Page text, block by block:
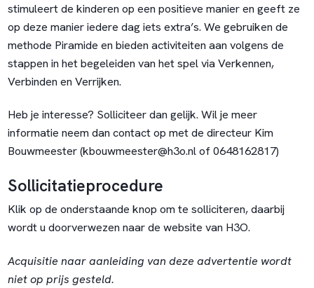
stimuleert de kinderen op een positieve manier en geeft ze
op deze manier iedere dag iets extra’s. We gebruiken de
methode Piramide en bieden activiteiten aan volgens de
stappen in het begeleiden van het spel via Verkennen,
Verbinden en Verrijken.
Heb je interesse? Solliciteer dan gelijk. Wil je meer
informatie neem dan contact op met de directeur Kim
Bouwmeester (kbouwmeester@h3o.nl of 0648162817)
Sollicitatieprocedure
Klik op de onderstaande knop om te solliciteren, daarbij
wordt u doorverwezen naar de website van H3O.
Acquisitie naar aanleiding van deze advertentie wordt
niet op prijs gesteld.